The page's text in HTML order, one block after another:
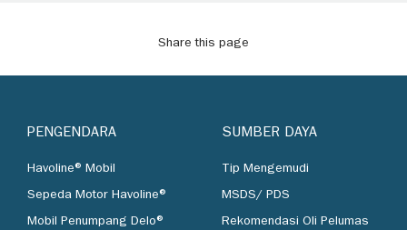
Share this page
PENGENDARA
Havoline® Mobil
Sepeda Motor Havoline®
Mobil Penumpang Delo®
SUMBER DAYA
Tip Mengemudi
MSDS/ PDS
Rekomendasi Oli Pelumas